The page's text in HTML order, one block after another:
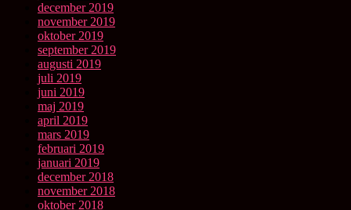
december 2019
november 2019
oktober 2019
september 2019
augusti 2019
juli 2019
juni 2019
maj 2019
april 2019
mars 2019
februari 2019
januari 2019
december 2018
november 2018
oktober 2018